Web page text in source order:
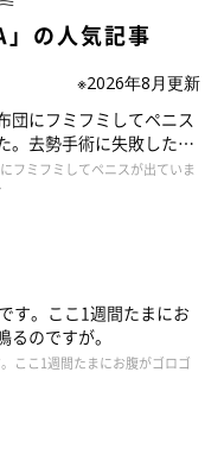
」の人気記事
※2026年8月更新
団にフミフミしてペニス
。去勢手術に失敗したの
フミフミしてペニスが出ていま
す。ここ1週間たまにお
るのですが。
ここ1週間たまにお腹がゴロゴ